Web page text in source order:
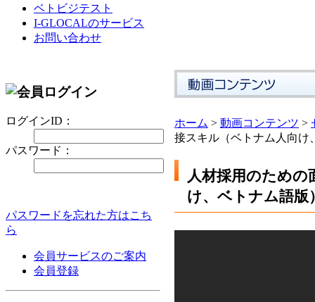
ベトビジテスト
I-GLOCALのサービス
お問い合わせ
ログインID：
パスワード：
パスワードを忘れた方はこち
ら
会員サービスのご案内
会員登録
ホーム > 動画コンテンツ >
接スキル（ベトナム人向け
人材採用のため
け、ベトナム語版